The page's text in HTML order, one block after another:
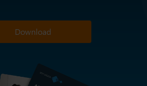
Download